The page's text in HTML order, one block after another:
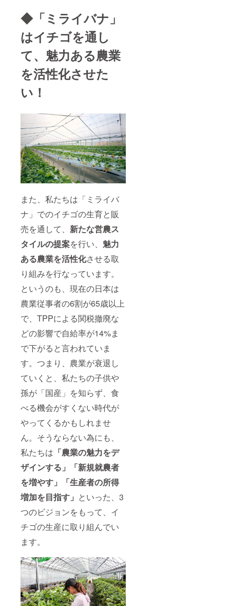
◆「ミライバナ」
はイチゴを通し
て、魅力ある農業
を活性化させた
い！
また、私たちは「ミライバ
ナ」でのイチゴの生育と販
売を通して、 新たな営農ス
タイルの提案を行い、 魅力
ある農業を活性化させる取
り組みを行なっています。
というのも、現在の日本は
農業従事者の6割が65歳以上
で、TPPによる関税撤廃な
どの影響で自給率が14%ま
で下がると言われていま
す。つまり、農業が衰退し
ていくと、私たちの子供や
孫が「国産」を知らず、食
べる機会がすくない時代が
やってくるかもしれませ
ん。そうならない為にも、
私たちは 「農業の魅力をデ
ザインする」「新規就農者
を増やす」「生産者の所得
増加を目指す」 といった、3
つのビジョンをもって、イ
チゴの生産に取り組んでい
ます。